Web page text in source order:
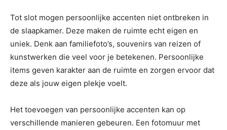
Tot slot mogen persoonlijke accenten niet ontbreken in
de slaapkamer. Deze maken de ruimte echt eigen en
uniek. Denk aan familiefoto’s, souvenirs van reizen of
kunstwerken die veel voor je betekenen. Persoonlijke
items geven karakter aan de ruimte en zorgen ervoor dat
deze als jouw eigen plekje voelt.
Het toevoegen van persoonlijke accenten kan op
verschillende manieren gebeuren. Een fotomuur met